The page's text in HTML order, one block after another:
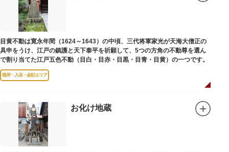
目黄不動は寛永年間（1624～1643）の中頃、三代将軍家光が天海大僧正の
具申をうけ、江戸の鎮護と天下泰平を祈願して、5つの方角の不動尊を選ん
で割り当てた江戸五色不動（目白・目赤・目黒・目青・目黄）の一つです。
根岸・入谷・金杉エリア
お化け地蔵